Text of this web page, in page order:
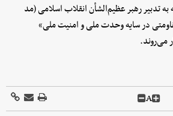
تدبیر رهبر عظیم‌الشأن انقلاب اسلامی (مد
در سایه وحدت ملی و امنیت ملی»
می‌روند.
A